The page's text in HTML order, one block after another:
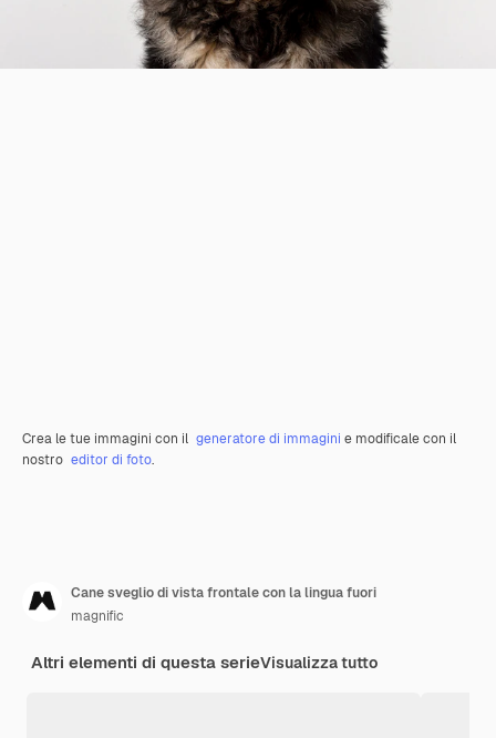
Crea le tue immagini con il generatore di immagini e modificale con il
nostro editor di foto.
Cane sveglio di vista frontale con la lingua fuori
magnific
Altri elementi di questa serieVisualizza tutto